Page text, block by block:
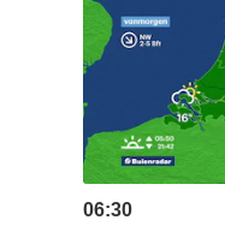
06:30